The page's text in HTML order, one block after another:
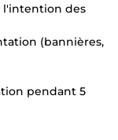
l'intention des
(bannières,
pendant 5